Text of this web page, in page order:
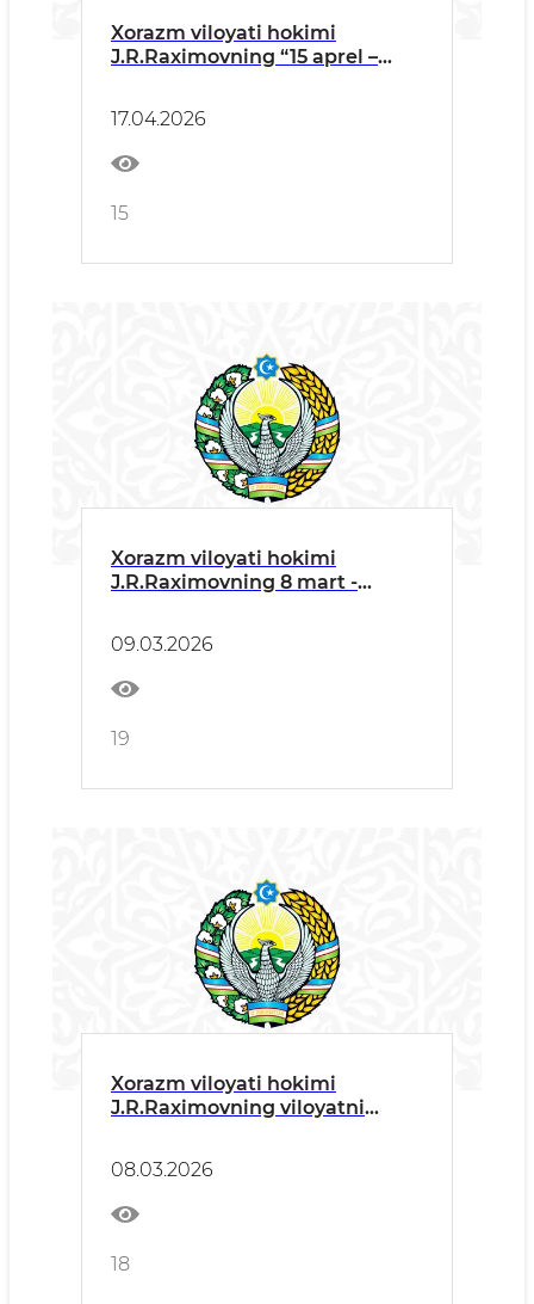
Xorazm viloyati hokimi
J.R.Raximovning “15 aprel –
o‘tkaziladigan tadbirdagi T A B
17.04.2026
15
Xorazm viloyati hokimi
J.R.Raximovning 8 mart -
09.03.2026
19
Xorazm viloyati hokimi
J.R.Raximovning viloyatni
yakunlariga bag‘ishlangan
matbuot anjumanidagi M A’ R
U Z A S I
08.03.2026
18